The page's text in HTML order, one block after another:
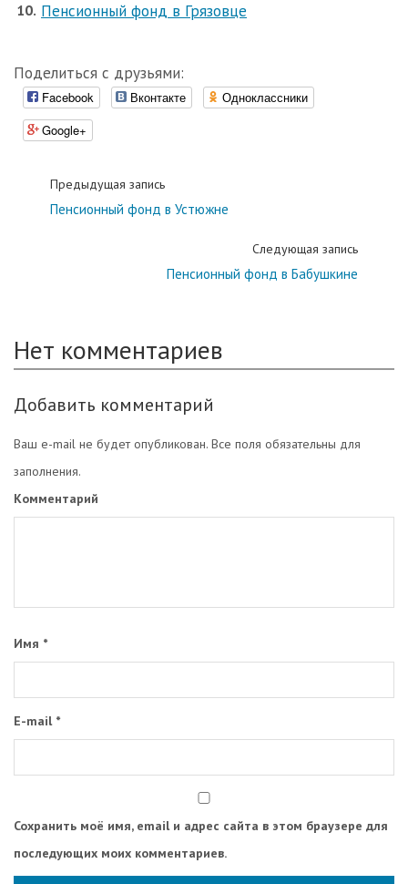
Пенсионный фонд в Грязовце
Поделиться с друзьями:
Facebook Вконтакте
Одноклассники
Google+
Предыдущая запись
Пенсионный фонд в Устюжне
Следующая запись
Пенсионный фонд в Бабушкине
Нет комментариев
Добавить комментарий
Ваш e-mail не будет опубликован. Все поля обязательны для
заполнения.
Комментарий
Имя *
E-mail *
Сохранить моё имя, email и адрес сайта в этом браузере для
последующих моих комментариев.